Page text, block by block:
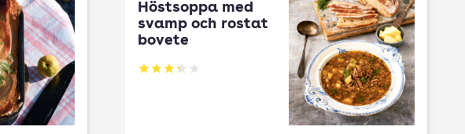
Höstsoppa med
svamp och rostat
bovete
Betyg: 3.33 av 5